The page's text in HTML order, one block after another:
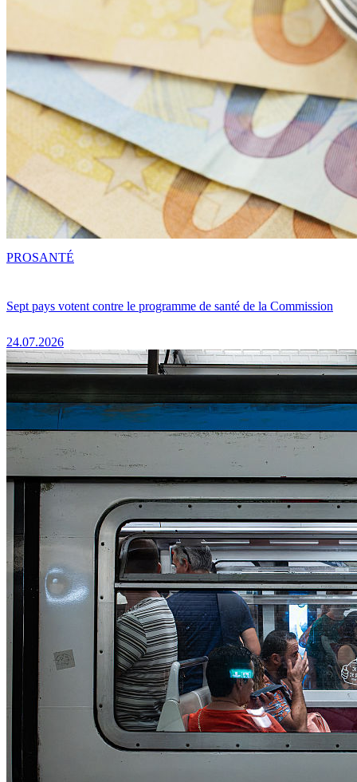
Sept pays votent contre le programme de santé de la Commission
24.07.2026
PROSANTÉ